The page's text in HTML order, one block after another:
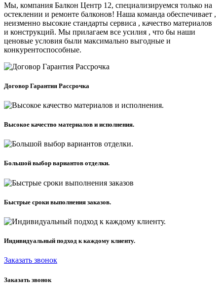
Мы, компания Балкон Центр 12, специализируемся только на
остеклении и ремонте балконов! Наша команда обеспечивает ,
неизменно высокие стандарты сервиса , качество материалов
и конструкций. Мы прилагаем все усилия , что бы наши
ценовые условия были максимально выгодные и
конкурентоспособные.
Договор Гарантия Рассрочка
Высокое качество материалов и исполнения.
Большой выбор вариантов отделки.
Быстрые сроки выполнения заказов.
Индивидуальный подход к каждому клиенту.
Заказать звонок
Заказать звонок